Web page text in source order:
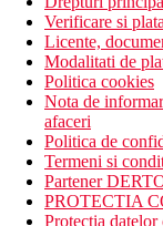
Dusuri si
Oferta sportiva
Gratuit:
(iluminat
fitness
Contra
Wellness
Gratuit:
Contra
Verificare si
Licente,
Modalitati de
Politica cookies
Nota de
afaceri
Politica de
Termeni si
Partener
PROTECTIA
Protectia datelor